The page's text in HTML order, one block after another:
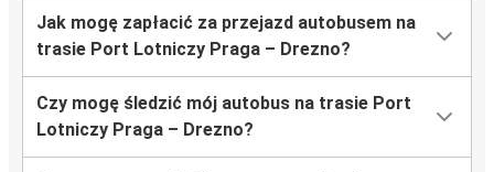
Jak mogę zapłacić za przejazd autobusem na
trasie Port Lotniczy Praga – Drezno?
Czy mogę śledzić mój autobus na trasie Port
Lotniczy Praga – Drezno?